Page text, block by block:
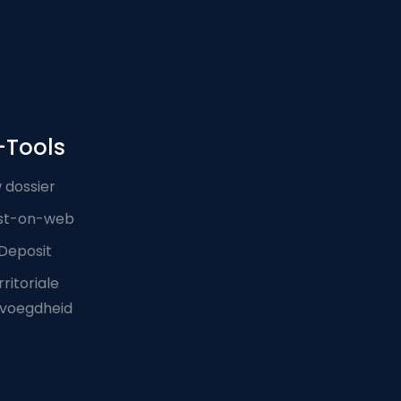
dossier
on-web